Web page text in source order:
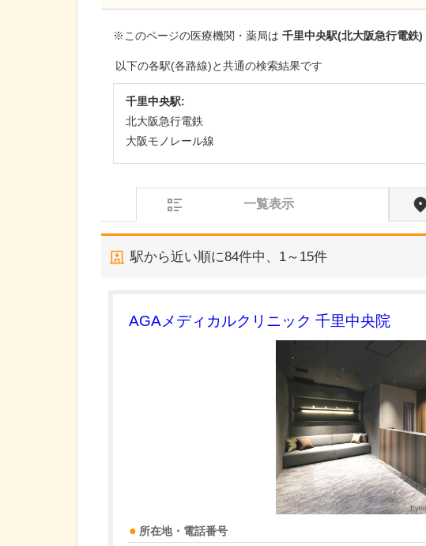
※このページの医療機関・薬局は 千里中央駅(北大阪急行電鉄)
以下の各駅(各路線)と共通の検索結果です
千里中央駅:
北大阪急行電鉄
大阪モノレール線
一覧表示
駅から近い順に84件中、 1～15件
AGAメディカルクリニック 千里中央院
所在地・電話番号